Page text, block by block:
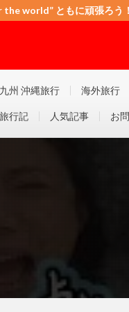
world” ともに頑張ろう
九州 沖縄旅行 海外旅行
旅行記 人気記事 お